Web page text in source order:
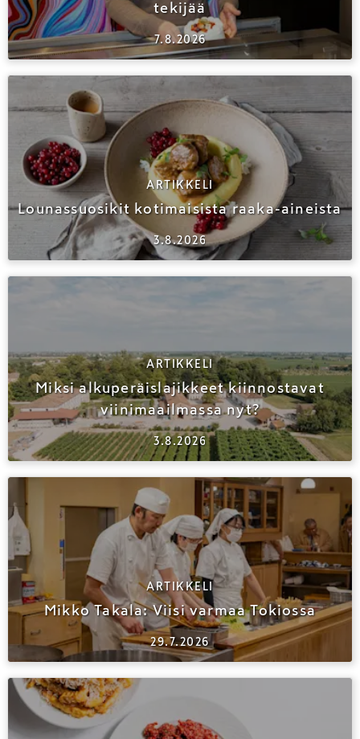
tekijää
7.8.2026
ARTIKKELI
Lounassuosikit kotimaisista raaka-aineista
3.8.2026
ARTIKKELI
Miksi alkuperäislajikkeet kiinnostavat
viinimaailmassa nyt?
3.8.2026
ARTIKKELI
Mikko Takala: Viisi varmaa Tokiossa
29.7.2026